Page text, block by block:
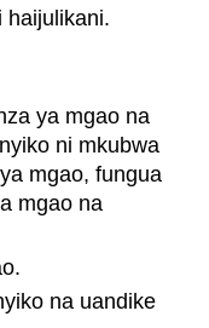
haijulikani.
ya mgao na
ni mkubwa
mgao, fungua
mgao na
na uandike